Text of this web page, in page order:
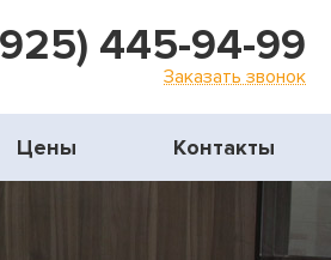
445-94-99
Заказать звонок
Цены Контакты